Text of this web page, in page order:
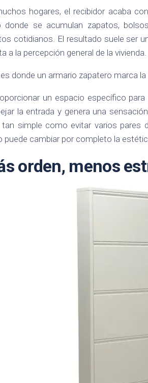
hogares, el recibidor acaba
donde se acumulan zapatos,
cotidianos. El resultado suele ser
a la percepción general de la vivienda.
donde un armario zapatero marca la
un espacio específico
la entrada y genera una
tan simple como evitar varios pares
puede cambiar por completo la
orden, menos